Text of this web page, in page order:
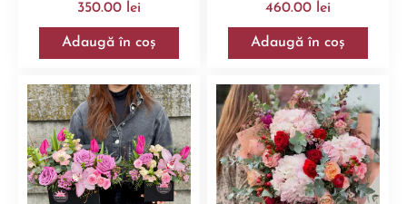
350.00 lei
Adaugă în coș
460.00 lei
Adaugă în coș